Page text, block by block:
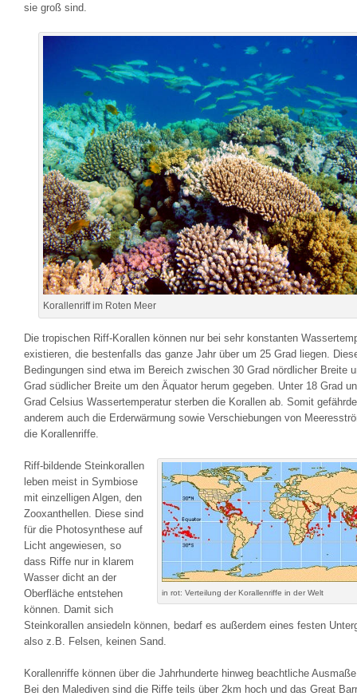
sie groß sind.
Korallenriff im Roten Meer
Die tropischen Riff-Korallen können nur bei sehr konstanten
existieren, die bestenfalls das ganze Jahr über um 25 Grad liegen.
Bedingungen sind etwa im Bereich zwischen 30 Grad nördlicher Breite
Grad südlicher Breite um den Äquator herum gegeben. Unter 18 Grad
Grad Celsius Wassertemperatur sterben die Korallen ab. Somit
anderem auch die Erderwärmung sowie Verschiebungen von
die Korallenriffe.
in rot: Verteilung der Korallenriffe in der Welt
Riff-bildende Steinkorallen
leben meist in Symbiose
mit einzelligen Algen, den
Zooxanthellen. Diese sind
für die Photosynthese auf
Licht angewiesen, so
dass Riffe nur in klarem
Wasser dicht an der
Oberfläche entstehen
können. Damit sich
Steinkorallen ansiedeln können, bedarf es außerdem eines festen
also z.B. Felsen, keinen Sand.
Korallenriffe können über die Jahrhunderte hinweg beachtliche
Bei den Malediven sind die Riffe teils über 2km hoch und das Great